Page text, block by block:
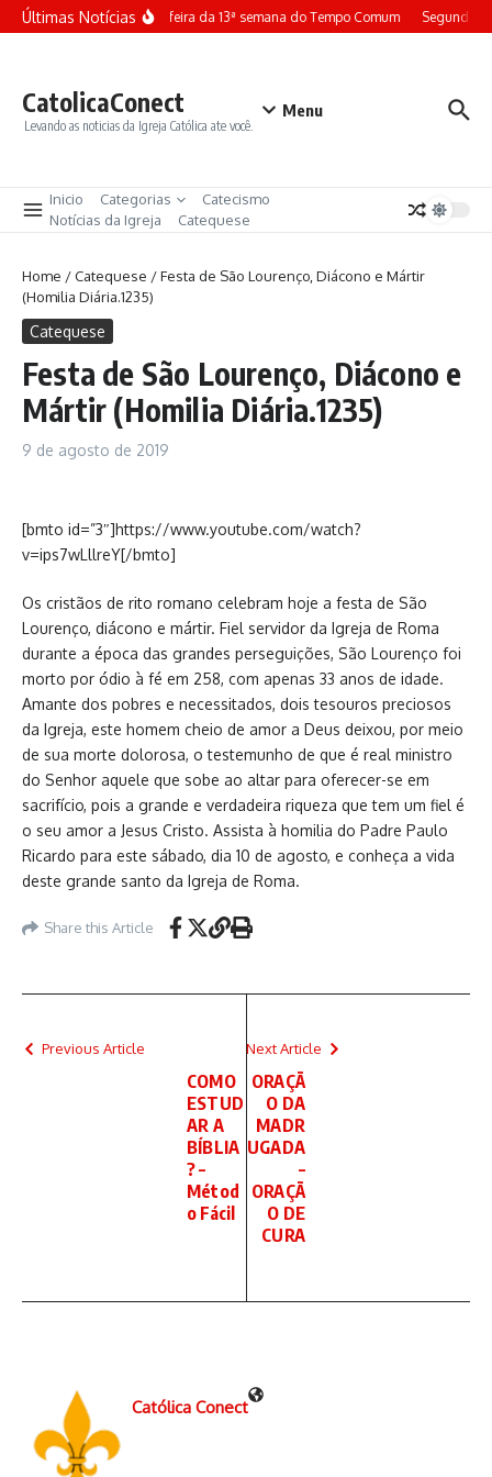
Ir para o conteúdo
Últimas NotíciasTerça-feira da 13ª semana do Tempo Comum Segunda-
CatolicaConect
Levando as noticias da Igreja Católica ate você.
Menu
Inicio Categorias
Catecismo
Notícias da Igreja
Catequese
Home /Catequese /Festa de São Lourenço, Diácono e Mártir
(Homilia Diária.1235)
Catequese
Festa de São Lourenço, Diácono e
Mártir (Homilia Diária.1235)
9 de agosto de 2019
[bmto id=”3″]https://www.youtube.com/watch?
v=ips7wLllreY[/bmto]
Os cristãos de rito romano celebram hoje a festa de São
Lourenço, diácono e mártir. Fiel servidor da Igreja de Roma
durante a época das grandes perseguições, São Lourenço foi
morto por ódio à fé em 258, com apenas 33 anos de idade.
Amante dos pobres e necessitados, dois tesouros preciosos
da Igreja, este homem cheio de amor a Deus deixou, por meio
de sua morte dolorosa, o testemunho de que é real ministro
do Senhor aquele que sobe ao altar para oferecer-se em
sacrifício, pois a grande e verdadeira riqueza que tem um fiel é
o seu amor a Jesus Cristo. Assista à homilia do Padre Paulo
Ricardo para este sábado, dia 10 de agosto, e conheça a vida
deste grande santo da Igreja de Roma.
Share this Article
Previous Article
COMO
ESTUD
AR A
BÍBLIA
? –
Métod
o Fácil
Next Article
ORAÇÃ
O DA
MADR
UGADA
–
ORAÇÃ
O DE
CURA
Católica Conect